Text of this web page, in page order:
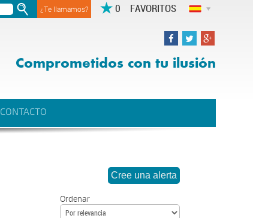
FAVORITOS
¿Te llamamos?
Comprometidos con tu ilusión
CONTACTO
Ordenar